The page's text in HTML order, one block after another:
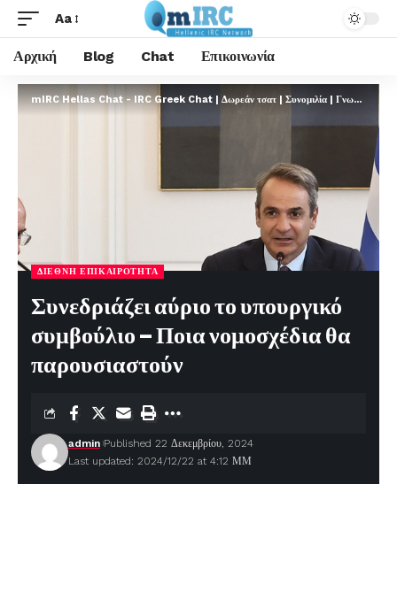
Aa
Αρχική Blog Chat Επικοινωνία
mIRC Hellas Chat - IRC Greek Chat | Δωρεάν τσατ | Συνομιλία | Γνωριμίες | FREE
ΔΙΕΘΝΉ ΕΠΙΚΑΙΡΌΤΗΤΑ
Συνεδριάζει αύριο το υπουργικό
συμβούλιο – Ποια νομοσχέδια θα
παρουσιαστούν
Last updated: 2024/12/22 at 4:12 ΜΜ
admin Published 22 Δεκεμβρίου, 2024